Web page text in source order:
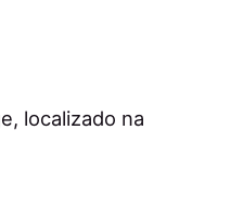
localizado na